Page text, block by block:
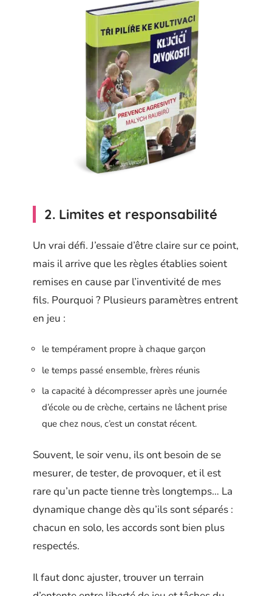
2. Limites et responsabilité
Un vrai défi. J’essaie d’être claire sur ce point,
mais il arrive que les règles établies soient
remises en cause par l’inventivité de mes
fils. Pourquoi ? Plusieurs paramètres entrent
en jeu :
le tempérament propre à chaque garçon
le temps passé ensemble, frères réunis
la capacité à décompresser après une journée
d’école ou de crèche, certains ne lâchent prise
que chez nous, c’est un constat récent.
Souvent, le soir venu, ils ont besoin de se
mesurer, de tester, de provoquer, et il est
rare qu’un pacte tienne très longtemps… La
dynamique change dès qu’ils sont séparés :
chacun en solo, les accords sont bien plus
respectés.
Il faut donc ajuster, trouver un terrain